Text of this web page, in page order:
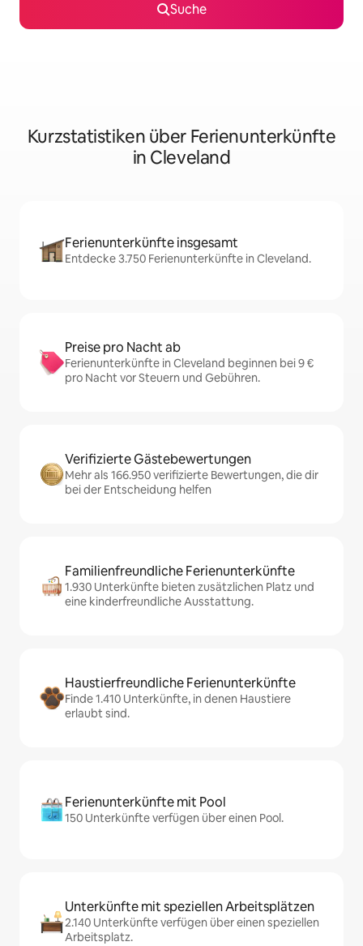
Suche
Kurzstatistiken über Ferienunterkünfte
in Cleveland
Ferienunterkünfte insgesamt
Entdecke 3.750 Ferienunterkünfte in Cleveland.
Preise pro Nacht ab
Ferienunterkünfte in Cleveland beginnen bei 9 €
pro Nacht vor Steuern und Gebühren.
Verifizierte Gästebewertungen
Mehr als 166.950 verifizierte Bewertungen, die dir
bei der Entscheidung helfen
Familienfreundliche Ferienunterkünfte
1.930 Unterkünfte bieten zusätzlichen Platz und
eine kinderfreundliche Ausstattung.
Haustierfreundliche Ferienunterkünfte
Finde 1.410 Unterkünfte, in denen Haustiere
erlaubt sind.
Ferienunterkünfte mit Pool
150 Unterkünfte verfügen über einen Pool.
Unterkünfte mit speziellen Arbeitsplätzen
2.140 Unterkünfte verfügen über einen speziellen
Arbeitsplatz.